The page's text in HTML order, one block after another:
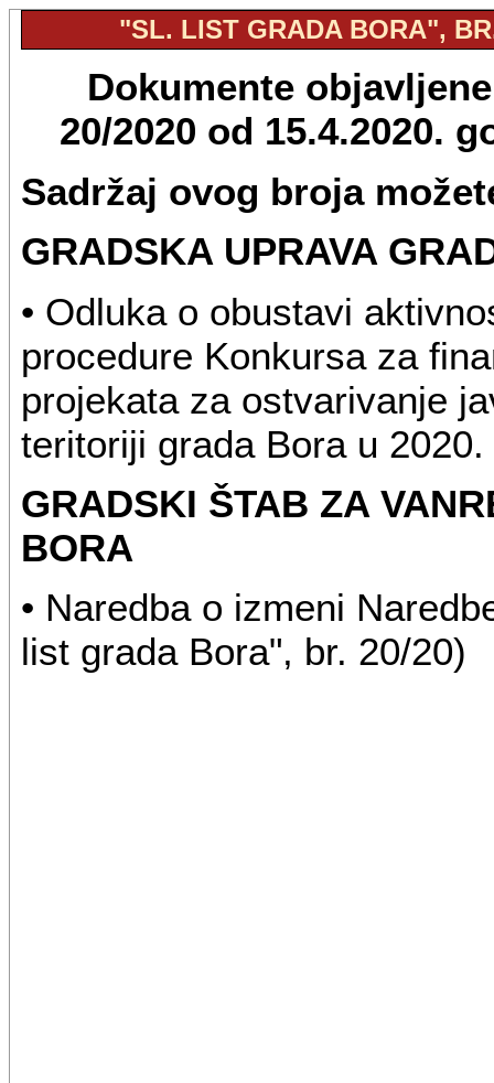
"SL. LIST GRADA BORA",
Dokumente
20/2020 od 15.4.2020.
Sadržaj ovog broja
GRADSKA UPRAVA
• Odluka o obustavi
procedure Konkursa za
projekata za ostvarivanje
teritoriji grada Bora u 2020.
GRADSKI ŠTAB ZA
BORA
• Naredba o izmeni
list grada Bora", br. 20/20)